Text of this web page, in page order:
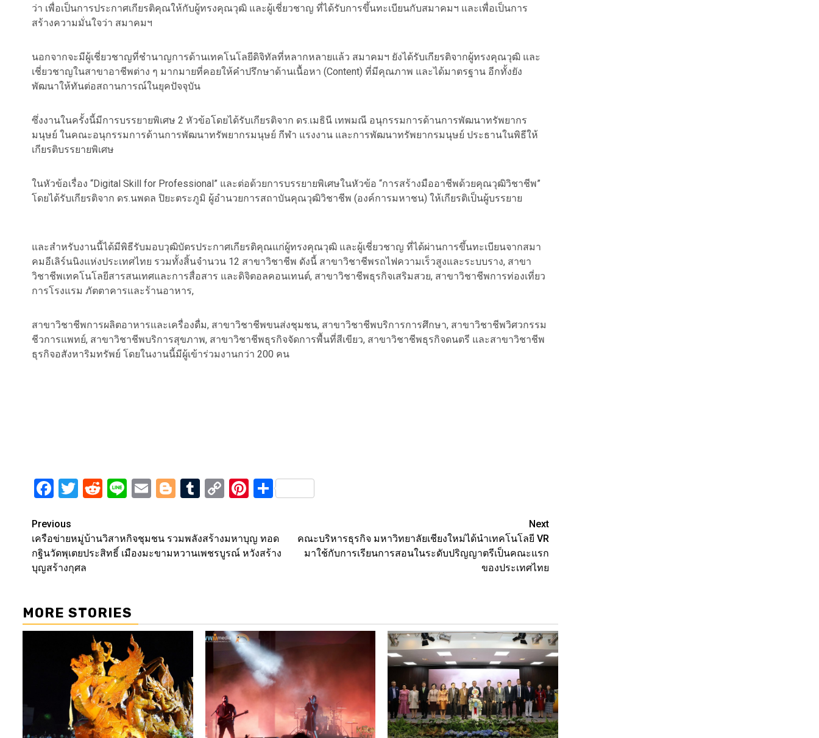
ว่า เพื่อเป็นการประกาศเกียรติคุณให้กับผู้ทรงคุณวุฒิ และผู้เชี่ยวชาญ ที่ได้รับการขึ้นทะเบียนกับสมาคมฯ และเพื่อเป็นการ
สร้างความมั่นใจว่า สมาคมฯ
นอกจากจะมีผู้เชี่ยวชาญที่ชำนาญการด้านเทคโนโลยีดิจิทัลที่หลากหลายแล้ว สมาคมฯ ยังได้รับเกียรติจากผู้ทรงคุณวุฒิ และ
เชี่ยวชาญในสาขาอาชีพต่าง ๆ มากมายที่คอยให้คำปรึกษาด้านเนื้อหา (Content) ที่มีคุณภาพ และได้มาตรฐาน อีกทั้งยัง
พัฒนาให้ทันต่อสถานการณ์ในยุคปัจจุบัน
ซึ่งงานในครั้งนี้มีการบรรยายพิเศษ 2 หัวข้อโดยได้รับเกียรติจาก ดร.เมธินี เทพมณี อนุกรรมการด้านการพัฒนาทรัพยากร
มนุษย์ ในคณะอนุกรรมการด้านการพัฒนาทรัพยากรมนุษย์ กีฬา แรงงาน และการพัฒนาทรัพยากรมนุษย์ ประธานในพิธีให้
เกียรติบรรยายพิเศษ
ในหัวข้อเรื่อง “Digital Skill for Professional” และต่อด้วยการบรรยายพิเศษในหัวข้อ “การสร้างมืออาชีพด้วยคุณวุฒิวิชาชีพ”
โดยได้รับเกียรติจาก ดร.นพดล ปิยะตระภูมิ ผู้อำนวยการสถาบันคุณวุฒิวิชาชีพ (องค์การมหาชน) ให้เกียรติเป็นผู้บรรยาย
และสำหรับงานนี้ได้มีพิธีรับมอบวุฒิบัตรประกาศเกียรติคุณแก่ผู้ทรงคุณวุฒิ และผู้เชี่ยวชาญ ที่ได้ผ่านการขึ้นทะเบียนจากสมา
คมอีเลิร์นนิงแห่งประเทศไทย รวมทั้งสิ้นจำนวน 12 สาขาวิชาชีพ ดังนี้ สาขาวิชาชีพรถไฟความเร็วสูงและระบบราง, สาขา
วิชาชีพเทคโนโลยีสารสนเทศและการสื่อสาร และดิจิตอลคอนเทนต์, สาขาวิชาชีพธุรกิจเสริมสวย, สาขาวิชาชีพการท่องเที่ยว
การโรงแรม ภัตตาคารและร้านอาหาร,
สาขาวิชาชีพการผลิตอาหารและเครื่องดื่ม, สาขาวิชาชีพขนส่งชุมชน, สาขาวิชาชีพบริการการศึกษา, สาขาวิชาชีพวิศวกรรม
ชีวการแพทย์, สาขาวิชาชีพบริการสุขภาพ, สาขาวิชาชีพธุรกิจจัดการพื้นที่สีเขียว, สาขาวิชาชีพธุรกิจดนตรี และสาขาวิชาชีพ
ธุรกิจอสังหาริมทรัพย์ โดยในงานนี้มีผู้เข้าร่วมงานกว่า 200 คน
Facebook
Twitter
Reddit
LineEmailBlogger
Tumblr
CopyPinterest
Share
Post
navigation
Previous
เครือข่ายหมู่บ้านวิสาหกิจชุมชน รวมพลังสร้างมหาบุญ ทอด
กฐินวัดพุเตยประสิทธิ์ เมืองมะขามหวานเพชรบูรณ์ หวังสร้าง
บุญสร้างกุศล
Next
คณะบริหารธุรกิจ มหาวิทยาลัยเชียงใหม่ได้นำเทคโนโลยี VR
มาใช้กับการเรียนการสอนในระดับปริญญาตรีเป็นคณะแรก
ของประเทศไทย
MORE STORIES